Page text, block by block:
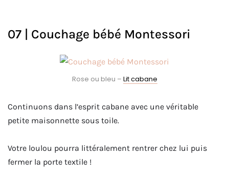
07 | Couchage bébé Montessori
Rose ou bleu – Lit cabane
Continuons dans l’esprit cabane avec une véritable
petite maisonnette sous toile.
Votre loulou pourra littéralement rentrer chez lui puis
fermer la porte textile !